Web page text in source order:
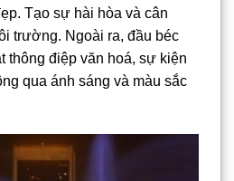
Tạo sự hài hòa và cân
trường. Ngoài ra, đầu béc
thông điệp văn hoá, sự kiện
qua ánh sáng và màu sắc